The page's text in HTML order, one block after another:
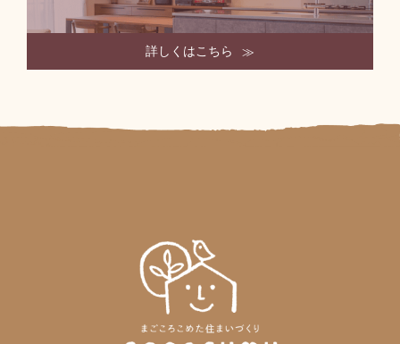
詳しくはこちら